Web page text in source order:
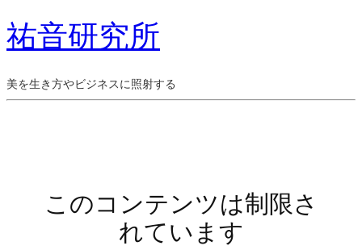
祐音研究所
美を生き方やビジネスに照射する
このコンテンツは制限さ
れています